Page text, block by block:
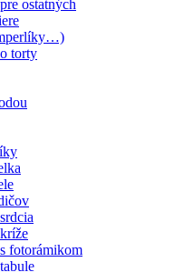
ostatných
torty
fotorámikom